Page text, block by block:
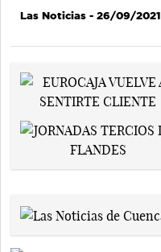
Las Noticias - 26/09/2021